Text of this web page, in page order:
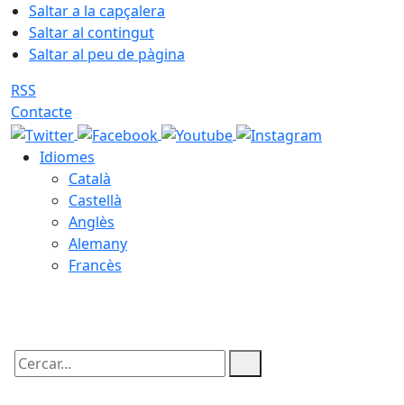
Saltar a la capçalera
Saltar al contingut
Saltar al peu de pàgina
RSS
Contacte
Idiomes
Català
Castellà
Anglès
Alemany
Francès
Cercar: